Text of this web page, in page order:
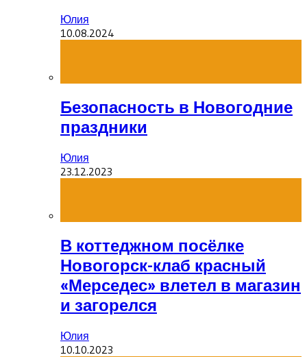
Юлия
10.08.2024
Безопасность в Новогодние
праздники
Юлия
23.12.2023
В коттеджном посёлке
Новогорск-клаб красный
«Мерседес» влетел в магазин
и загорелся
Юлия
10.10.2023